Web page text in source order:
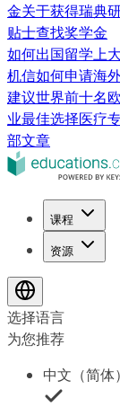
金关于获得瑞典
贴士查找奖学金
如何出国留学上
机信如何申请海
建议世界前十名
业最佳选择医疗
部文章
课程
资源
选择语言
为您推荐
中文（简体）